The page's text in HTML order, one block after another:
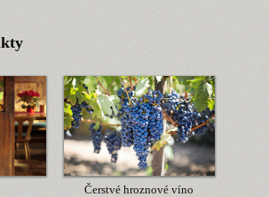
Čerstvé hroznové víno